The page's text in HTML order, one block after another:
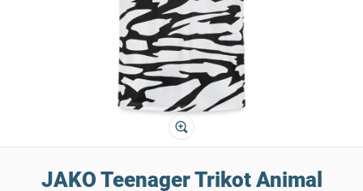
JAKO Teenager Trikot Animal